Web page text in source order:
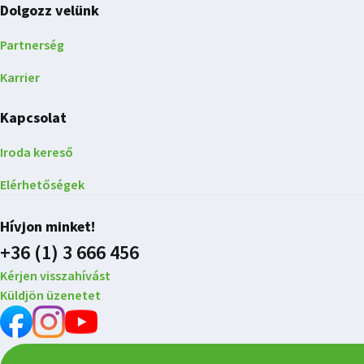
Dolgozz velünk
Partnerség
Karrier
Kapcsolat
Iroda kereső
Elérhetőségek
Hívjon minket!
+36 (1) 3 666 456
Kérjen visszahívást
Küldjön üzenetet